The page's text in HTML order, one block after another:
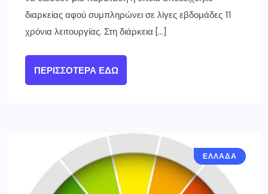
διαρκείας αφού συμπληρώνει σε λίγες εβδομάδες 11
χρόνια λειτουργίας. Στη διάρκεια […]
ΠΕΡΙΣΣΌΤΕΡΑ ΕΔΏ
ΕΛΛΑΔΑ